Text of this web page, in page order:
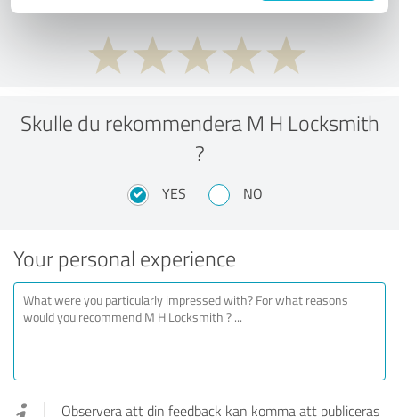
Skulle du rekommendera M H Locksmith
?
YES NO
Your personal experience
Observera att din feedback kan komma att publiceras